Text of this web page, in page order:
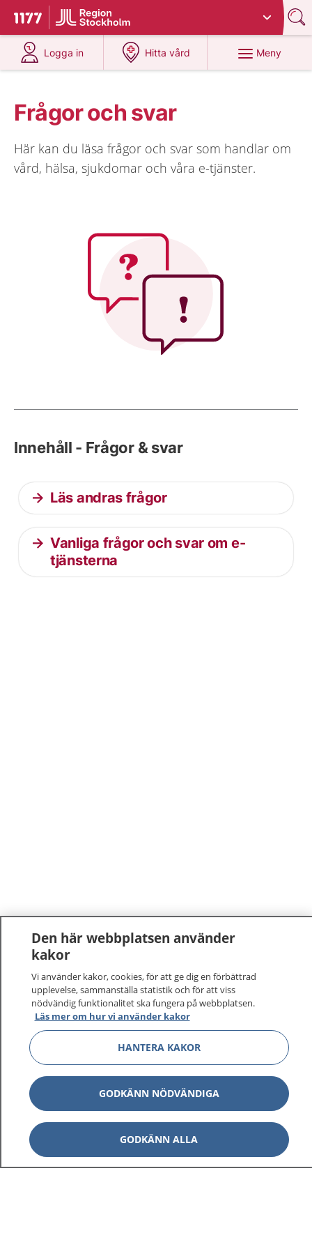
Till startsidan för 1177
Du har valt region
Logga in
på 1177.se
Hitta vård
på 1177.se
Meny
Frågor och svar
Här kan du läsa frågor och svar som handlar om
vård, hälsa, sjukdomar och våra e-tjänster.
Innehåll - Frågor & svar
Läs andras frågor
Vanliga frågor och svar om e-
tjänsterna
1177 tryggt om din hälsa och vård
På 1177.se får du råd om hälsa och information om
sjukdomar och vilka mottagningar du kan kontakta.
Logga in för att läsa din journal och göra dina
vårdärenden. Ring telefonnummer 1177 för
sjukvårdsrådgivning dygnet runt.
Den här webbplatsen använder
kakor
Vi använder kakor, cookies, för att ge dig en förbättrad
upplevelse, sammanställa statistik och för att viss
nödvändig funktionalitet ska fungera på webbplatsen.
Läs mer om hur vi använder kakor
HANTERA KAKOR
GODKÄNN NÖDVÄNDIGA
GODKÄNN ALLA